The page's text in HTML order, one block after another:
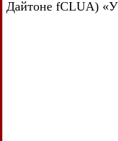
Дайтоне fCLUA)